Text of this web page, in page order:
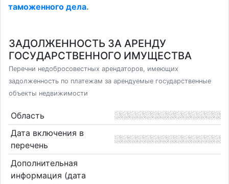
таможенного дела.
ЗАДОЛЖЕННОСТЬ ЗА АРЕНДУ
ГОСУДАРСТВЕННОГО ИМУЩЕСТВА
Перечни недобросовестных арендаторов, имеющих
задолженность по платежам за арендуемые государственные
объекты недвижимости
Область
Дата включения в
перечень
Дополнительная
информация (дата